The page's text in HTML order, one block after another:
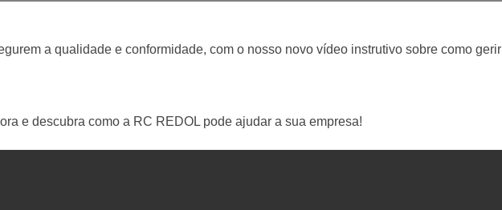
a qualidade e conformidade, com o nosso novo vídeo instrutivo sobre como gerir
e descubra como a RC REDOL pode ajudar a sua empresa!